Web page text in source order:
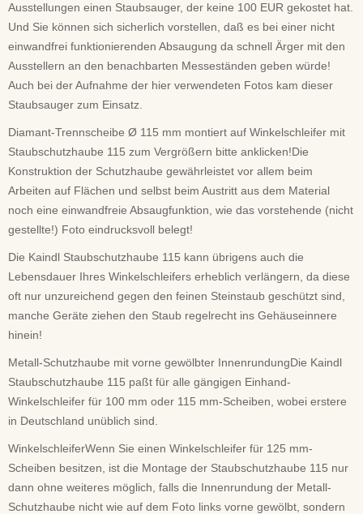
Ausstellungen einen Staubsauger, der keine 100 EUR gekostet hat.
Und Sie können sich sicherlich vorstellen, daß es bei einer nicht
einwandfrei funktionierenden Absaugung da schnell Ärger mit den
Ausstellern an den benachbarten Messeständen geben würde!
Auch bei der Aufnahme der hier verwendeten Fotos kam dieser
Staubsauger zum Einsatz.
Diamant-Trennscheibe Ø 115 mm montiert auf Winkelschleifer mit
Staubschutzhaube 115 zum Vergrößern bitte anklicken!Die
Konstruktion der Schutzhaube gewährleistet vor allem beim
Arbeiten auf Flächen und selbst beim Austritt aus dem Material
noch eine einwandfreie Absaugfunktion, wie das vorstehende (nicht
gestellte!) Foto eindrucksvoll belegt!
Die Kaindl Staubschutzhaube 115 kann übrigens auch die
Lebensdauer Ihres Winkelschleifers erheblich verlängern, da diese
oft nur unzureichend gegen den feinen Steinstaub geschützt sind,
manche Geräte ziehen den Staub regelrecht ins Gehäuseinnere
hinein!
Metall-Schutzhaube mit vorne gewölbter InnenrundungDie Kaindl
Staubschutzhaube 115 paßt für alle gängigen Einhand-
Winkelschleifer für 100 mm oder 115 mm-Scheiben, wobei erstere
in Deutschland unüblich sind.
WinkelschleiferWenn Sie einen Winkelschleifer für 125 mm-
Scheiben besitzen, ist die Montage der Staubschutzhaube 115 nur
dann ohne weiteres möglich, falls die Innenrundung der Metall-
Schutzhaube nicht wie auf dem Foto links vorne gewölbt, sondern